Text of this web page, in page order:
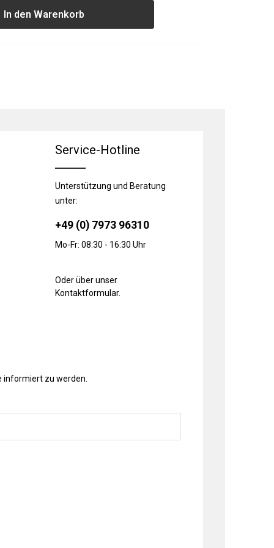
In den Warenkorb
Service-Hotline
Unterstützung und Beratung
unter:
+49 (0) 7973 96310
Mo-Fr: 08:30 - 16:30 Uhr
Oder über unser
Kontaktformular.
informiert zu werden.